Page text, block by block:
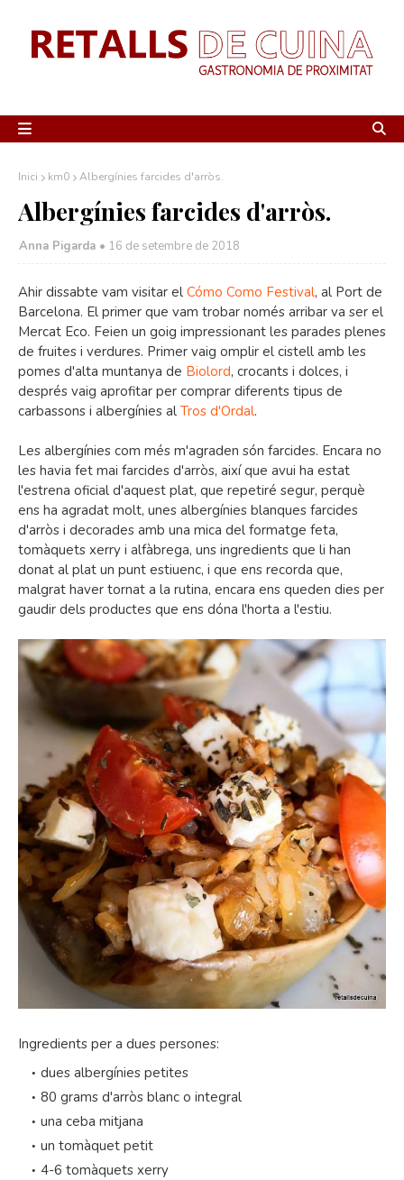
Inici km0 Albergínies farcides d'arròs.
Albergínies farcides d'arròs.
Anna Pigarda • 16 de setembre de 2018
Ahir dissabte vam visitar el Cómo Como Festival, al Port de
Barcelona. El primer que vam trobar només arribar va ser el
Mercat Eco. Feien un goig impressionant les parades plenes
de fruites i verdures. Primer vaig omplir el cistell amb les
pomes d'alta muntanya de Biolord, crocants i dolces, i
després vaig aprofitar per comprar diferents tipus de
carbassons i albergínies al Tros d'Ordal.
Les albergínies com més m'agraden són farcides. Encara no
les havia fet mai farcides d'arròs, així que avui ha estat
l'estrena oficial d'aquest plat, que repetiré segur, perquè
ens ha agradat molt, unes albergínies blanques farcides
d'arròs i decorades amb una mica del formatge feta,
tomàquets xerry i alfàbrega, uns ingredients que li han
donat al plat un punt estiuenc, i que ens recorda que,
malgrat haver tornat a la rutina, encara ens queden dies per
gaudir dels productes que ens dóna l'horta a l'estiu.
Ingredients per a dues persones:
dues albergínies petites
80 grams d'arròs blanc o integral
una ceba mitjana
un tomàquet petit
4-6 tomàquets xerry